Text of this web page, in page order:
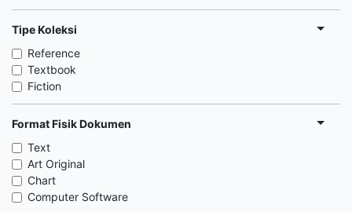
Tipe Koleksi
Reference
Textbook
Fiction
Format Fisik Dokumen
Text
Art Original
Chart
Computer Software